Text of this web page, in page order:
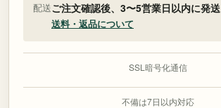
配送ご注文確認後、3〜5営業日以内に発送
送料・返品について
SSL暗号化通信
不備は7日以内対応